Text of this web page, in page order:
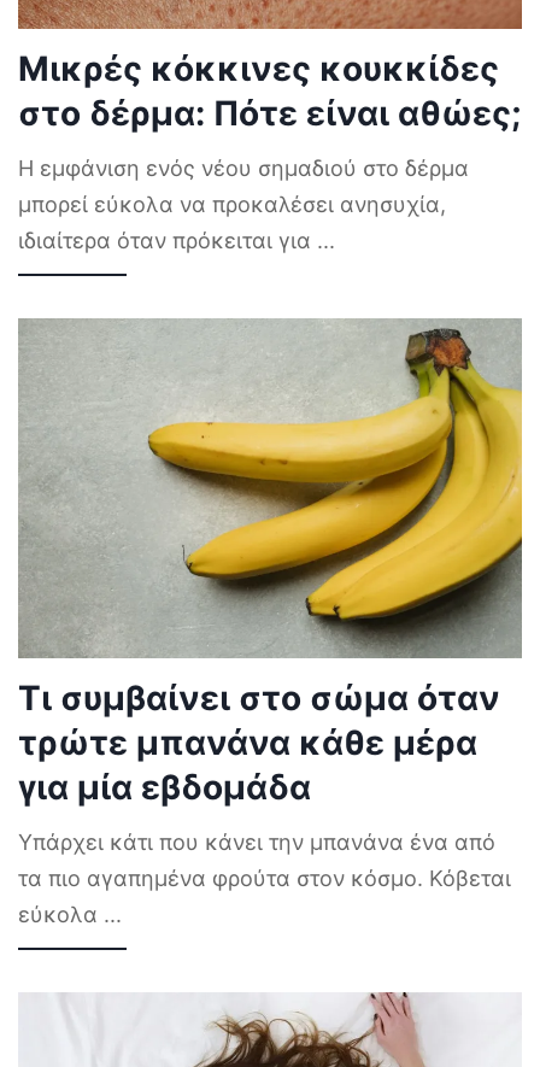
Μικρές κόκκινες κουκκίδες
στο δέρμα: Πότε είναι αθώες;
Η εμφάνιση ενός νέου σημαδιού στο δέρμα
μπορεί εύκολα να προκαλέσει ανησυχία,
ιδιαίτερα όταν πρόκειται για ...
Τι συμβαίνει στο σώμα όταν
τρώτε μπανάνα κάθε μέρα
για μία εβδομάδα
Υπάρχει κάτι που κάνει την μπανάνα ένα από
τα πιο αγαπημένα φρούτα στον κόσμο. Κόβεται
εύκολα ...